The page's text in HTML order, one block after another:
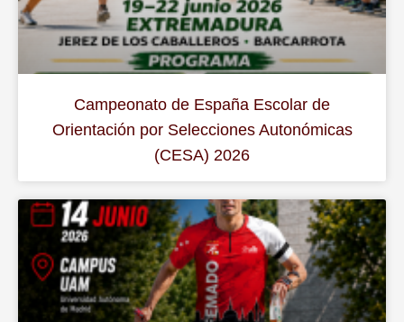
Campeonato de España Escolar de
Orientación por Selecciones Autonómicas
(CESA) 2026